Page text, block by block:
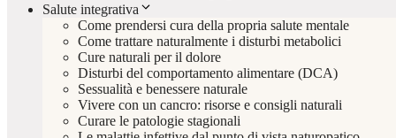
Salute integrativa
Come prendersi cura della propria salute mentale
Come trattare naturalmente i disturbi metabolici
Cure naturali per il dolore
Disturbi del comportamento alimentare (DCA)
Sessualità e benessere naturale
Vivere con un cancro: risorse e consigli naturali
Curare le patologie stagionali